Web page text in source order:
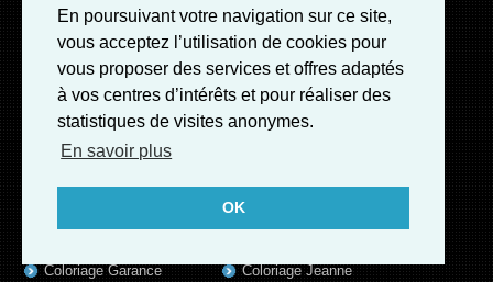
En poursuivant votre navigation sur ce site,
vous acceptez l’utilisation de cookies pour
vous proposer des services et offres adaptés
à vos centres d’intérêts et pour réaliser des
statistiques de visites anonymes.
En savoir plus
OK
Coloriage Axel
Coloriage Samuel
Coloriage Valentin
Coloriage Jules
Coloriage Garance
Coloriage Liam
Coloriage Baptiste
Coloriage Lisa
Coloriage Alix
Coloriage Luna
Coloriage Jeanne